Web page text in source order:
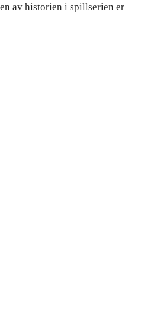
av historien i spillserien er